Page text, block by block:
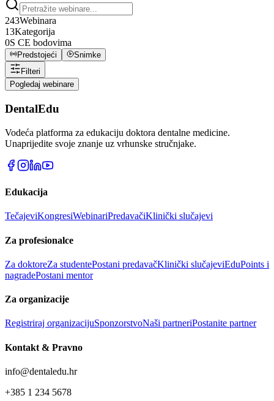
243Webinara
13Kategorija
0S CE bodovima
Predstojeći
Snimke
Filteri
Pogledaj webinare
DentalEdu
Vodeća platforma za edukaciju doktora dentalne medicine.
Unaprijedite svoje znanje uz vrhunske stručnjake.
Edukacija
TečajeviKongresiWebinariPredavačiKlinički slučajevi
Za profesionalce
Za doktoreZa studentePostani predavačKlinički slučajeviEduPoints i
nagradePostani mentor
Za organizacije
Registriraj organizacijuSponzorstvoNaši partneriPostanite partner
Kontakt & Pravno
info@dentaledu.hr
+385 1 234 5678